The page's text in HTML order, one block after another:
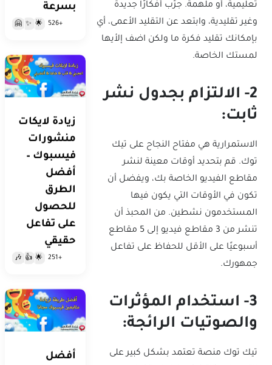
تعليمية، أو ملهمة. جرّب أفكارًا جديدة
وغير تقليدية، وابتعد عن التقليد الأعمى، أي
بإمكانك تقليد فكرة ما ولكن اضف إلأيها
لمستك الخاصة.
2- الالتزام بجدول نشر
ثابت:
الاستمرارية هي مفتاح النجاح على تيك
توك. قم بتحديد أوقات معينة لنشر
مقاطع الفيديو الخاصة بك، ويفضل أن
تكون في الأوقات التي يكون فيها
المستخدمون نشطين. من المحبذ أن
تنشر من 3 مقاطع فيديو إلى 5 مقاطع
أسبوعيًا على الأقل للحفاظ على تفاعل
جمهورك.
3- استخدام المؤثرات
والصوتيات الرائجة:
تيك توك منصة تعتمد بشكل كبير على
بسرعة
+526
🌟
✨
🤗
زيادة لايكات
منشورات
فيسبوك –
أفضل
الطرق
للحصول
على تفاعل
حقيقي
+251
🌟
👍
🎶
أفضل